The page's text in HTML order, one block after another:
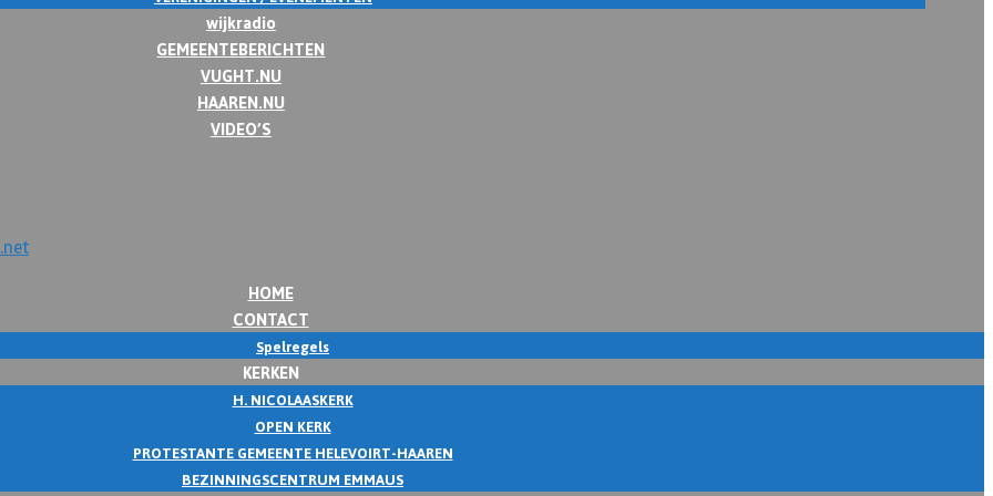
wijkradio
GEMEENTEBERICHTEN
VUGHT.NU
HAAREN.NU
VIDEO’S
HOME
CONTACT
Spelregels
KERKEN
H. NICOLAASKERK
OPEN KERK
PROTESTANTE GEMEENTE HELEVOIRT-HAAREN
BEZINNINGSCENTRUM EMMAUS